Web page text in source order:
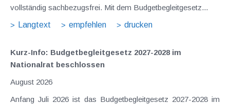
vollständig sachbezugsfrei. Mit dem Budgetbegleitgesetz...
Langtext
empfehlen drucken
Kurz-Info: Budgetbegleitgesetz 2027-2028 im
Nationalrat beschlossen
August 2026
Anfang Juli 2026 ist das Budgetbegleitgesetz 2027-2028 im